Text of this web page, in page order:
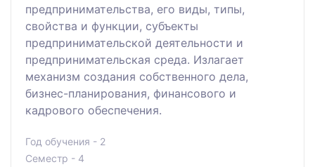
предпринимательства, его виды, типы,
свойства и функции, субъекты
предпринимательской деятельности и
предпринимательская среда. Излагает
механизм создания собственного дела,
бизнес-планирования, финансового и
кадрового обеспечения.
Год обучения - 2
Семестр - 4